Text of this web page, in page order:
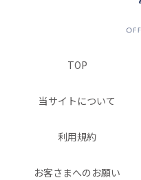
TOP
当サイトについて
利用規約
お客さまへのお願い